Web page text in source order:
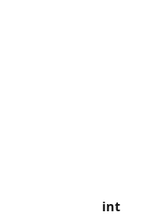
int